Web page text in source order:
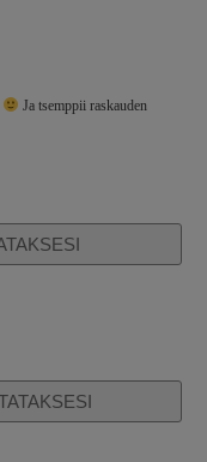
Ja tsemppii raskauden